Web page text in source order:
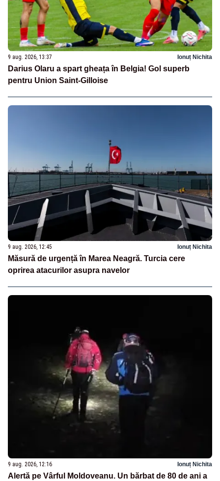
9 aug. 2026, 13:37 Ionuț Nichita
Darius Olaru a spart gheața în Belgia! Gol superb
pentru Union Saint-Gilloise
9 aug. 2026, 12:45 Ionuț Nichita
Măsură de urgență în Marea Neagră. Turcia cere
oprirea atacurilor asupra navelor
9 aug. 2026, 12:16 Ionuț Nichita
Alertă pe Vârful Moldoveanu. Un bărbat de 80 de ani a